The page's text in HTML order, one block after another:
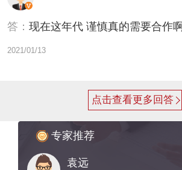
答： 现在这年代 谨慎真的需要合作啊
2021/01/13
点击查看更多回答
专家推荐
袁远